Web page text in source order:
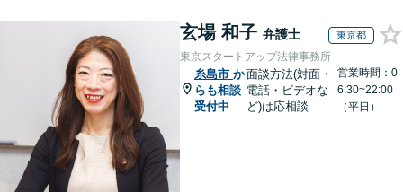
玄場 和子 弁護士 東京都
東京スタートアップ法律事務所
糸島市 か
らも相談
受付中
面談方法(対面・
電話・ビデオな
ど)は応相談
営業時間：0
6:30~22:00
（平日）